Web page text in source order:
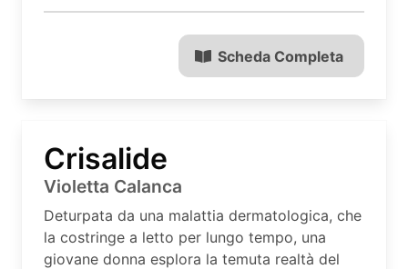
Scheda Completa
Crisalide
Violetta Calanca
Deturpata da una malattia dermatologica, che
la costringe a letto per lungo tempo, una
giovane donna esplora la temuta realtà del